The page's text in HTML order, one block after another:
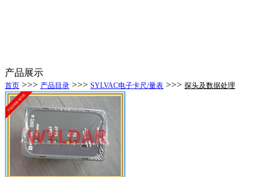
产品展示
首页 >>> 产品目录 >>> SYLVAC电子卡尺/量表 >>> 探头及数据处理